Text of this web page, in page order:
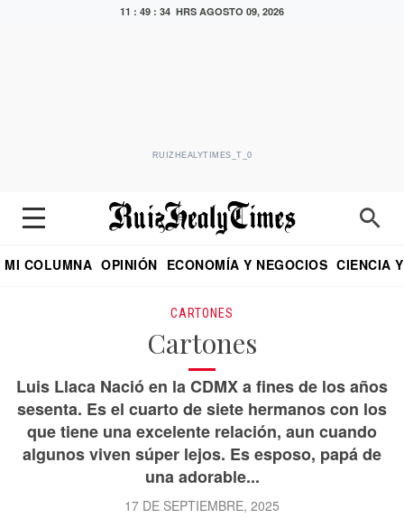
11 : 49 : 34 HRS AGOSTO 09, 2026
RUIZHEALYTIMES_T_0
MI COLUMNA OPINIÓN ECONOMÍA Y NEGOCIOS CIENCIA
CARTONES
Cartones
Luis Llaca Nació en la CDMX a fines de los años
sesenta. Es el cuarto de siete hermanos con los
que tiene una excelente relación, aun cuando
algunos viven súper lejos. Es esposo, papá de
una adorable...
17 DE SEPTIEMBRE, 2025